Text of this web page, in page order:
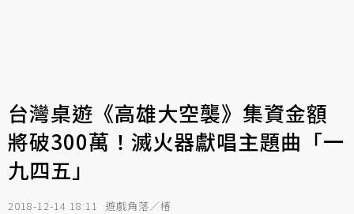
台灣桌遊《高雄大空襲》集資金額
將破300萬！滅火器獻唱主題曲「一
九四五」
2018-12-14 18:11 遊戲角落／椿